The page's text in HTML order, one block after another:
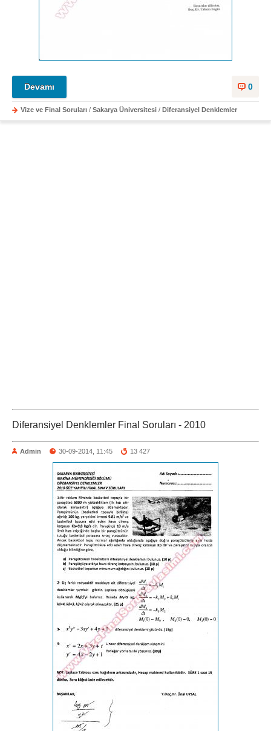
0
Devamı
Vize ve Final Soruları / Sakarya Üniversitesi / Diferansiyel Denklemler
Diferansiyel Denklemler Final Soruları - 2010
Admin 30-09-2014, 11:45 13 427